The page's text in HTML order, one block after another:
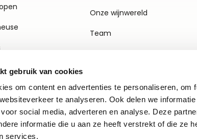
gebruik van cookies
om content en advertenties te personaliseren, om
te analyseren. Ook delen we
social media, adverteren en analyse. Deze
informatie die u aan ze heeft verstrekt of die ze
services.
Onze wijnwereld
Team
Contact